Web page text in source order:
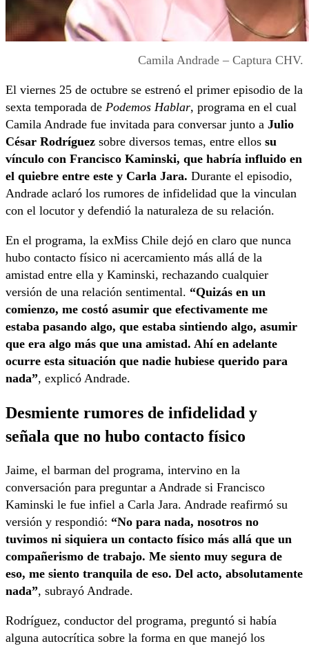
Camila Andrade – Captura CHV.
El viernes 25 de octubre se estrenó el primer episodio de la
sexta temporada de Podemos Hablar, programa en el cual
Camila Andrade fue invitada para conversar junto a Julio
César Rodríguez sobre diversos temas, entre ellos su
vínculo con Francisco Kaminski, que habría influido en
el quiebre entre este y Carla Jara. Durante el episodio,
Andrade aclaró los rumores de infidelidad que la vinculan
con el locutor y defendió la naturaleza de su relación.
En el programa, la exMiss Chile dejó en claro que nunca
hubo contacto físico ni acercamiento más allá de la
amistad entre ella y Kaminski, rechazando cualquier
versión de una relación sentimental. “Quizás en un
comienzo, me costó asumir que efectivamente me
estaba pasando algo, que estaba sintiendo algo, asumir
que era algo más que una amistad. Ahí en adelante
ocurre esta situación que nadie hubiese querido para
nada”, explicó Andrade.
Desmiente rumores de infidelidad y
señala que no hubo contacto físico
Jaime, el barman del programa, intervino en la
conversación para preguntar a Andrade si Francisco
Kaminski le fue infiel a Carla Jara. Andrade reafirmó su
versión y respondió: “No para nada, nosotros no
tuvimos ni siquiera un contacto físico más allá que un
compañerismo de trabajo. Me siento muy segura de
eso, me siento tranquila de eso. Del acto, absolutamente
nada”, subrayó Andrade.
Rodríguez, conductor del programa, preguntó si había
alguna autocrítica sobre la forma en que manejó los